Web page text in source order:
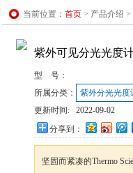
当前位置： 首页 > 产品介绍 >
紫外可见分光光度
型 号：
所属分类：
紫外分光光度
更新时间:
2022-09-02
分享到：
坚固而紧凑的Thermo